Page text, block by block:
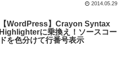
2014.05.29
【WordPress】Crayon Syntax
Highlighterに乗換え！ソースコー
ドを色分けて行番号表示